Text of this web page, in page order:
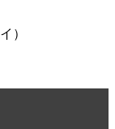
）